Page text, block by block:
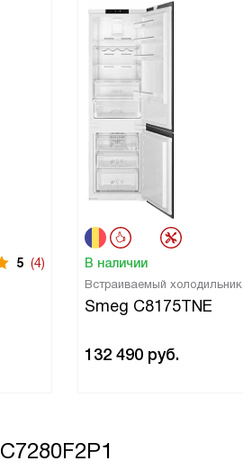
5 (4) В наличии
Встраиваемый холодильник
Smeg C8175TNE
132 490 руб.
C7280F2P1